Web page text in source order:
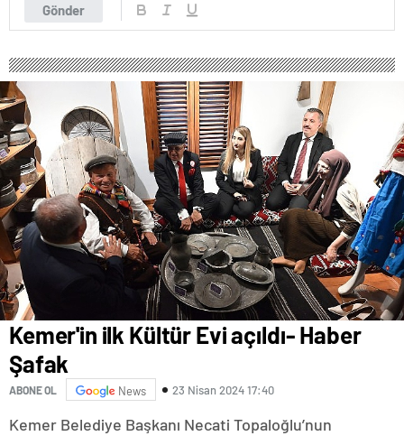
Gönder
Kemer'in ilk Kültür Evi açıldı- Haber
Şafak
ABONE OL News 23 Nisan 2024 17:40
Kemer Belediye Başkanı Necati Topaloğlu’nun